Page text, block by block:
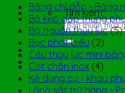
Tìm kiếm:
Bảng chỉ dẫn - Bảng
Bộ kẹp gắp thùng
Bộ nguồn thủy lực (5)
Bục phát biểu (2)
Cẩu thủy lực mini
Cột chắn inox (4)
Kệ dụng cụ - khay
Lồng sắt trữ hàng -